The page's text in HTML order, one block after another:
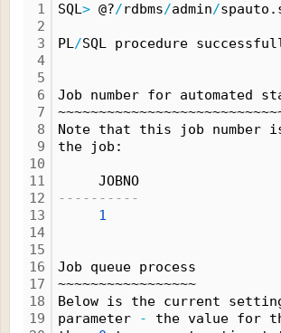
1
2
3
4
5
6
7
8
9
10
11
12
13
14
15
16
17
18
19
SQL> @?/rdbms/admin/
PL/SQL procedure
Job number for
Note that this job number
the job:
JOBNO
----------
1
Job queue process
~~~~~~~~~~~~~~~~~
Below is the current
parameter
-
the value for